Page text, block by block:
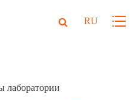
RU
лаборатории